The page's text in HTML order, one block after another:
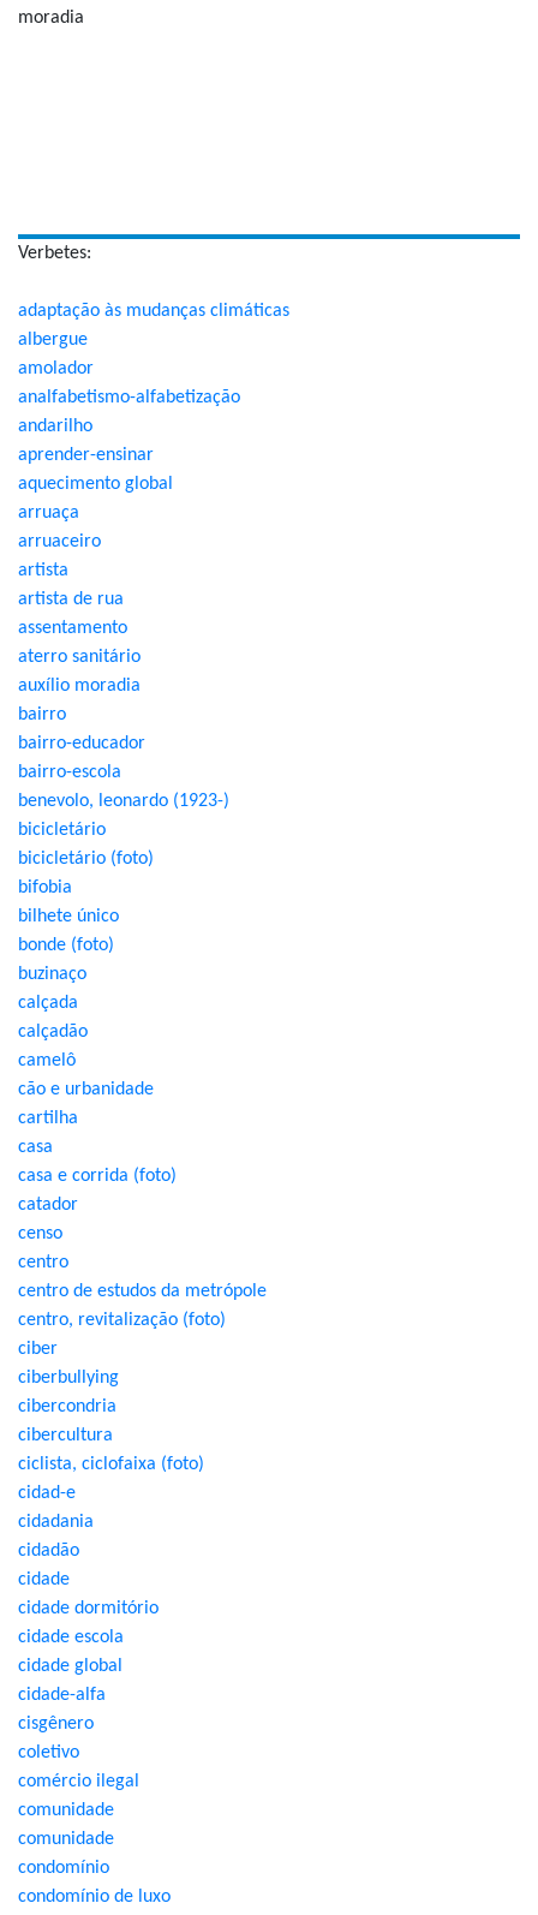
moradia
Verbetes:
adaptação às mudanças climáticas
albergue
amolador
analfabetismo-alfabetização
andarilho
aprender-ensinar
aquecimento global
arruaça
arruaceiro
artista
artista de rua
assentamento
aterro sanitário
auxílio moradia
bairro
bairro-educador
bairro-escola
benevolo, leonardo (1923-)
bicicletário
bicicletário (foto)
bifobia
bilhete único
bonde (foto)
buzinaço
calçada
calçadão
camelô
cão e urbanidade
cartilha
casa
casa e corrida (foto)
catador
censo
centro
centro de estudos da metrópole
centro, revitalização (foto)
ciber
ciberbullying
cibercondria
cibercultura
ciclista, ciclofaixa (foto)
cidad-e
cidadania
cidadão
cidade
cidade dormitório
cidade escola
cidade global
cidade-alfa
cisgênero
coletivo
comércio ilegal
comunidade
comunidade
condomínio
condomínio de luxo